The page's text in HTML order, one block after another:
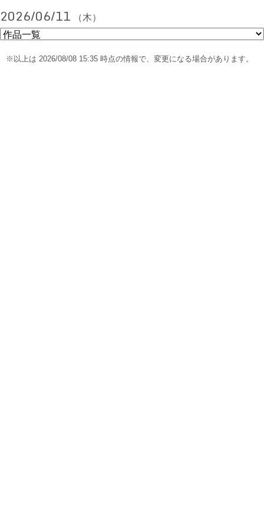
2026/06/11 （木）
※以上は 2026/08/08 15:35 時点の情報で、変更になる場合があります。